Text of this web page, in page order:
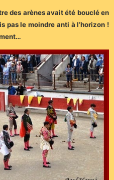
des arènes avait été bouclé en
pas le moindre anti à l’horizon !